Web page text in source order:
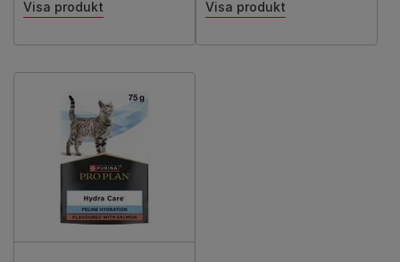
Visa produkt Visa produkt